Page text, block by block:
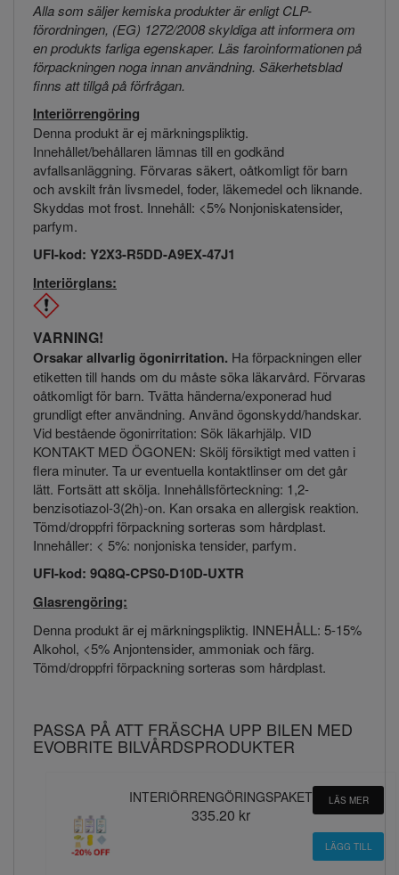
Alla som säljer kemiska produkter är enligt CLP-
förordningen, (EG) 1272/2008 skyldiga att informera om
en produkts farliga egenskaper. Läs faroinformationen på
förpackningen noga innan användning. Säkerhetsblad
finns att tillgå på förfrågan.
Interiörrengöring
Denna produkt är ej märkningspliktig.
Innehållet/behållaren lämnas till en godkänd
avfallsanläggning. Förvaras säkert, oåtkomligt för barn
och avskilt från livsmedel, foder, läkemedel och liknande.
Skyddas mot frost. Innehåll: <5% Nonjoniskatensider,
parfym.
UFI-kod: Y2X3-R5DD-A9EX-47J1
Interiörglans:
VARNING!
Orsakar allvarlig ögonirritation. Ha förpackningen eller
etiketten till hands om du måste söka läkarvård. Förvaras
oåtkomligt för barn. Tvätta händerna/exponerad hud
grundligt efter användning. Använd ögonskydd/handskar.
Vid bestående ögonirritation: Sök läkarhjälp. VID
KONTAKT MED ÖGONEN: Skölj försiktigt med vatten i
flera minuter. Ta ur eventuella kontaktlinser om det går
lätt. Fortsätt att skölja. Innehållsförteckning: 1,2-
benzisotiazol-3(2h)-on. Kan orsaka en allergisk reaktion.
Tömd/droppfri förpackning sorteras som hårdplast.
Innehåller: < 5%: nonjoniska tensider, parfym.
UFI-kod: 9Q8Q-CPS0-D10D-UXTR
Glasrengöring:
Denna produkt är ej märkningspliktig. INNEHÅLL: 5-15%
Alkohol, <5% Anjontensider, ammoniak och färg.
Tömd/droppfri förpackning sorteras som hårdplast.
PASSA PÅ ATT FRÄSCHA UPP BILEN MED
EVOBRITE BILVÅRDSPRODUKTER
INTERIÖRRENGÖRINGSPAKET
335.20 kr
LÄS MER